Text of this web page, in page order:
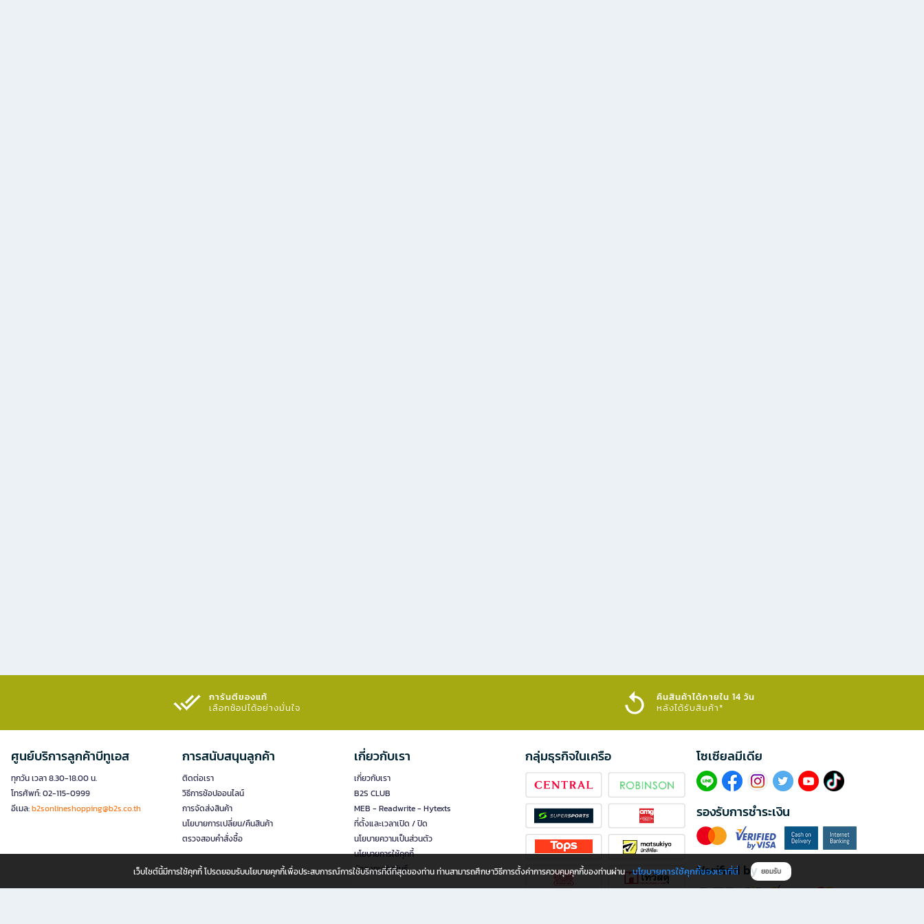
การันตีของแท้
เลือกช้อปได้อย่างมั่นใจ​
คืนสินค้าได้ภายใน 14 วัน
หลังได้รับสินค้า*
ศูนย์บริการลูกค้าบีทูเอส
ทุกวัน เวลา 8.30-18.00 น.
โทรศัพท์: 02-115-0999
อีเมล:b2sonlineshopping@b2s.co.th
การสนับสนุนลูกค้า
ติดต่อเรา
วิธีการช้อปออนไลน์
การจัดส่งสินค้า
นโยบายการเปลี่ยน/คืนสินค้า
ตรวจสอบคำสั่งซื้อ
เกี่ยวกับเรา
เกี่ยวกับเรา
B2S CLUB
MEB - Readwrite - Hytexts
ที่ตั้งและเวลาเปิด / ปิด
นโยบายความเป็นส่วนตัว
นโยบายการใช้คุกกี้
นักลงทุนสัมพันธ์
กลุ่มธุรกิจในเครือ โซเซียลมีเดีย​
รองรับการชำระเงิน
Verified by
เว็บไซต์นี้มีการใช้คุกกี้ โปรดยอมรับนโยบายคุกกี้เพื่อประสบการณ์การใช้บริการที่ดีที่สุดของท่าน ท่านสามารถศึกษาวิธีการตั้งค่าการควบคุมคุกกี้ของท่านผ่าน นโยบายการใช้คุกกี้ของเราที่นี่ ยอมรับ